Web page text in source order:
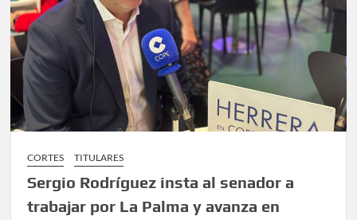
CORTES TITULARES
Sergio Rodríguez insta al senador a
trabajar por La Palma y avanza en